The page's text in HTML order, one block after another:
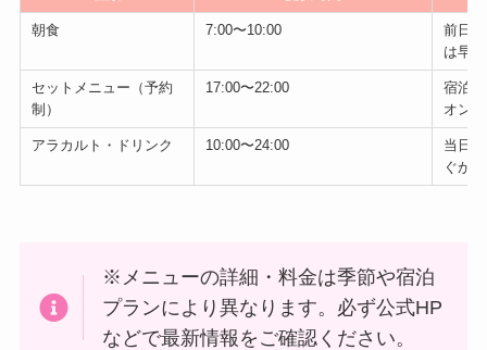
朝食 7:00〜10:00
前日
は早
セットメニュー（予約
制）
17:00〜22:00
宿泊
オン
アラカルト・ドリンク 10:00〜24:00
当日
ぐが
※メニューの詳細・料金は季節や宿泊
プランにより異なります。必ず公式HP
などで最新情報をご確認ください。